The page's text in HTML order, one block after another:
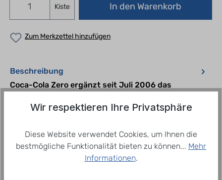
Kiste In den Warenkorb
Zum Merkzettel hinzufügen
Beschreibung
Coca-Cola Zero ergänzt seit Juli 2006 das
kalorienreduzierte bzw. zuckerfreie
Produktsortiment von Coca-Cola in Deutschland.…
Wir respektieren Ihre Privatsphäre
Diese Website verwendet Cookies, um Ihnen die
bestmögliche Funktionalität bieten zu können... Mehr
Informationen.